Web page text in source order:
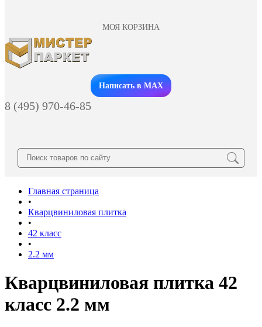
МОЯ КОРЗИНА
Заказать звонок
Написать в MAX
8 (495) 970-46-85
Главная страница
•
Кварцвиниловая плитка
•
42 класс
•
2.2 мм
Кварцвиниловая плитка 42
класс 2.2 мм